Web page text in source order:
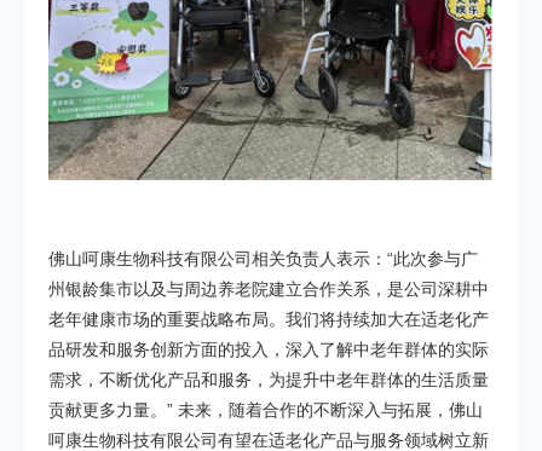
佛山呵康生物科技有限公司相关负责人表示：“此次参与广
州银龄集市以及与周边养老院建立合作关系，是公司深耕中
老年健康市场的重要战略布局。我们将持续加大在适老化产
品研发和服务创新方面的投入，深入了解中老年群体的实际
需求，不断优化产品和服务，为提升中老年群体的生活质量
贡献更多力量。” 未来，随着合作的不断深入与拓展，佛山
呵康生物科技有限公司有望在适老化产品与服务领域树立新